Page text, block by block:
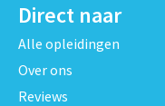
Direct naar
Alle opleidingen
Over ons
Reviews